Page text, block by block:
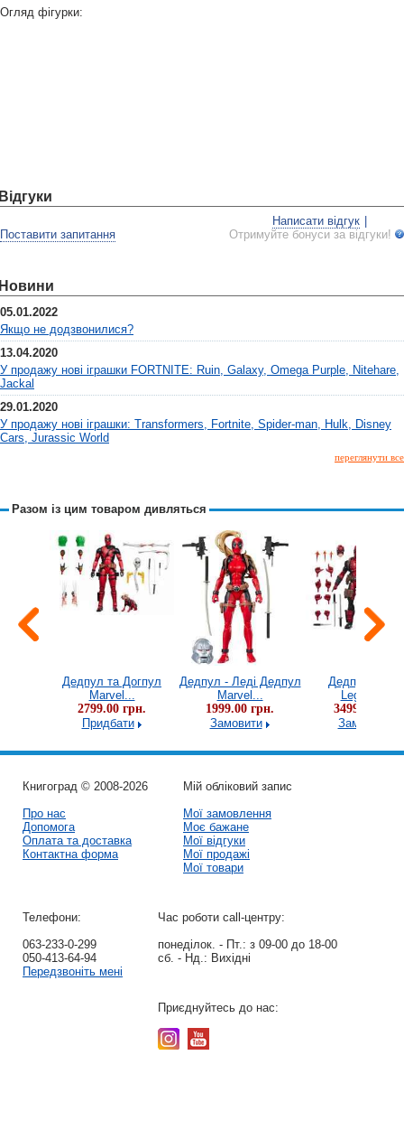
Огляд фігурки:
Написати відгук
Поставити запитання
Отримуйте бонуси за відгуки!
05.01.2022
Якщо не додзвонилися?
13.04.2020
У продажу нові іграшки FORTNITE: Ruin, Galaxy, Omega Purple, Nitehare,
Jackal
29.01.2020
У продажу нові іграшки: Transformers, Fortnite, Spider-man, Hulk, Disney
Cars, Jurassic World
переглянути все
Разом із цим товаром дивляться
Дедпул та Догпул
Marvel...
2799.00 грн.
Придбати
Дедпул - Леді Дедпул
Marvel...
1999.00 грн.
Замовити
Дедпул
Legends...
3499.00 грн.
Замовити
Книгоград © 2008-2026
Про нас
Допомога
Оплата та доставка
Контактна форма
Мій обліковий запис
Мої замовлення
Моє бажане
Мої відгуки
Мої продажі
Мої товари
Телефони:
063-233-0-299
050-413-64-94
Передзвоніть мені
Час роботи call-центру:
понеділок. - Пт.: з 09-00 до 18-00
сб. - Нд.: Вихідні
Приєднуйтесь до нас: